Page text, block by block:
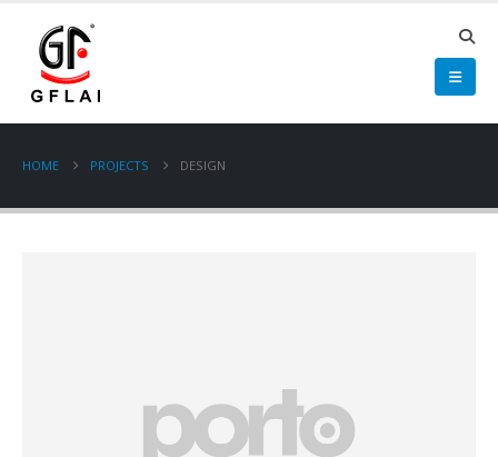
HOME PROJECTS DESIGN